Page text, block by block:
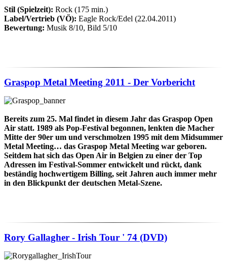
Stil (Spielzeit): Rock (175 min.)
Label/Vertrieb (VÖ): Eagle Rock/Edel (22.04.2011)
Bewertung: Musik 8/10, Bild 5/10
Graspop Metal Meeting 2011 - Der Vorbericht
Bereits zum 25. Mal findet in diesem Jahr das Graspop Open
Air statt. 1989 als Pop-Festival begonnen, lenkten die Macher
Mitte der 90er um und verschmolzen 1995 mit dem Midsummer
Metal Meeting… das Graspop Metal Meeting war geboren.
Seitdem hat sich das Open Air in Belgien zu einer der Top
Adressen im Festival-Sommer entwickelt und rückt, dank
beständig hochwertigem Billing, seit Jahren auch immer mehr
in den Blickpunkt der deutschen Metal-Szene.
Rory Gallagher - Irish Tour ' 74 (DVD)